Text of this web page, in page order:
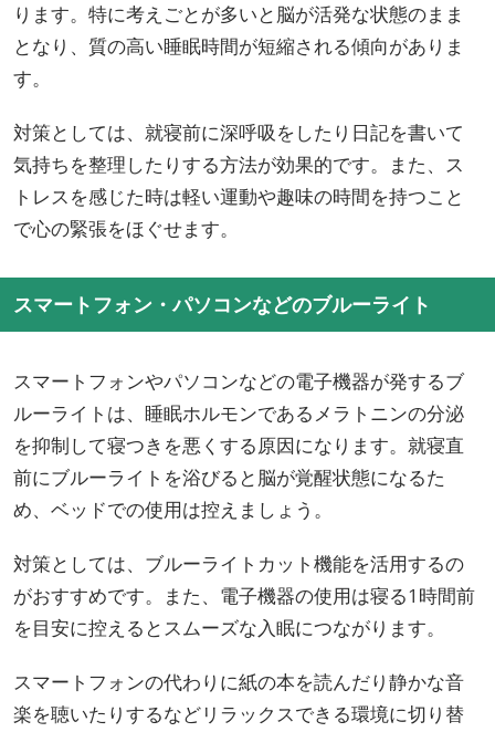
ります。特に考えごとが多いと脳が活発な状態のまま
となり、質の高い睡眠時間が短縮される傾向がありま
す。
対策としては、就寝前に深呼吸をしたり日記を書いて
気持ちを整理したりする方法が効果的です。また、ス
トレスを感じた時は軽い運動や趣味の時間を持つこと
で心の緊張をほぐせます。
スマートフォン・パソコンなどのブルーライト
スマートフォンやパソコンなどの電子機器が発するブ
ルーライトは、睡眠ホルモンであるメラトニンの分泌
を抑制して寝つきを悪くする原因になります。就寝直
前にブルーライトを浴びると脳が覚醒状態になるた
め、ベッドでの使用は控えましょう。
対策としては、ブルーライトカット機能を活用するの
がおすすめです。また、電子機器の使用は寝る1時間前
を目安に控えるとスムーズな入眠につながります。
スマートフォンの代わりに紙の本を読んだり静かな音
楽を聴いたりするなどリラックスできる環境に切り替